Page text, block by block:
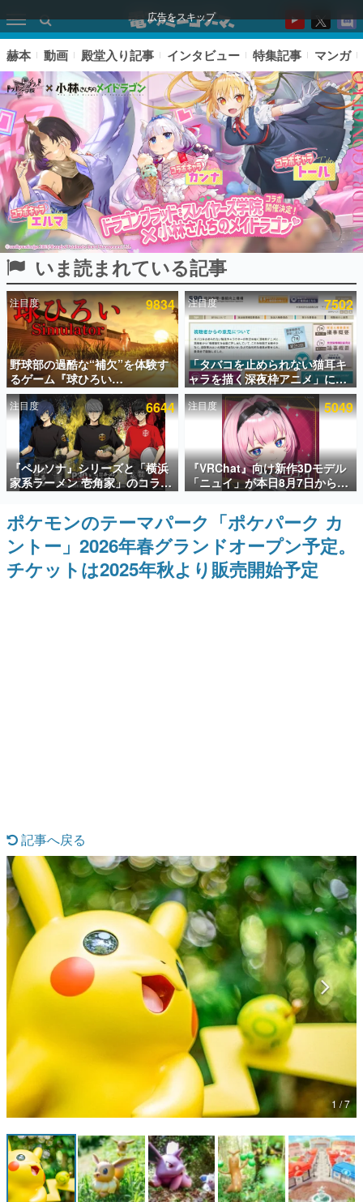
広告をスキップ
ピックアップ
電ファミのいま読まれている記事ランキング
アプリセール情報
インタビュー
連載・特集一覧
殿堂入り記事
SNS拡散数が数千以上！ ページビュー数万以上！ などな
ど。多くの人々に読まれた、電ファミ渾身の“殿堂入り”記
事をまとめました。
ゲームの企画書
名作ゲームクリエイターの方々に製作時のエピソードをお
聞きし、ヒットする企画（ゲーム）とは何か？を探ってい
きます。
『うつヌケ』『ペンと箸』等で知られるマンガ家・田中圭
一先生によるゲーム業界レポートマンガです。
なんでゲームは面白い？
ゲーム開発者・hamatsu氏がゲームの魅力を画面や操作の
具体的な形から解き明かしていく、硬派で骨太な評論連載
です。
ゲームが変えた日本語
「経験値」「裏技」「ラスボス」… ゲームにまつわる言葉
の起源や用法の変遷を、コンピューター文化史研究家・タ
イニーP氏が徹底調査。
カテゴリ
特集記事
マンガ
女性向け
アプリレビュー
赫本 動画 殿堂入り記事 インタビュー 特集記事 マンガ
いま読まれている記事
注目度 9834
野球部の過酷な“補欠”を体験す
るゲーム『球ひろい
Simulator』が「1件」のウィッ
シュリストをもとにチェコ語に
対応しSNSで話題に。『キング
ダム・カム』開発元やチェコの
プロ野球選手から称賛の声
注目度 7502
「タバコを止められない猫耳キ
ャラを描く深夜枠アニメ」に視
聴者の一部から批判意見。違法
薬物の使用と思しき描写も含め
て、BPOが議論を交わす
注目度 6644
『ペルソナ』シリーズと「横浜
家系ラーメン 壱角家」のコラボ
が8月21日から開催。”はがく
れ”風とんこつラーメンや、おい
しく食べられるカレーラーメン
がラインナップ
注目度 5049
『VRChat』向け新作3Dモデル
「ニュイ」が本日8月7日から
BOOTHにて発売。瞳に光る星
や感情豊かな表情が、小悪魔か
わいい
ポケモンのテーマパーク「ポケパーク カ
ントー」2026年春グランドオープン予定。
チケットは2025年秋より販売開始予定
記事へ戻る
1 / 7